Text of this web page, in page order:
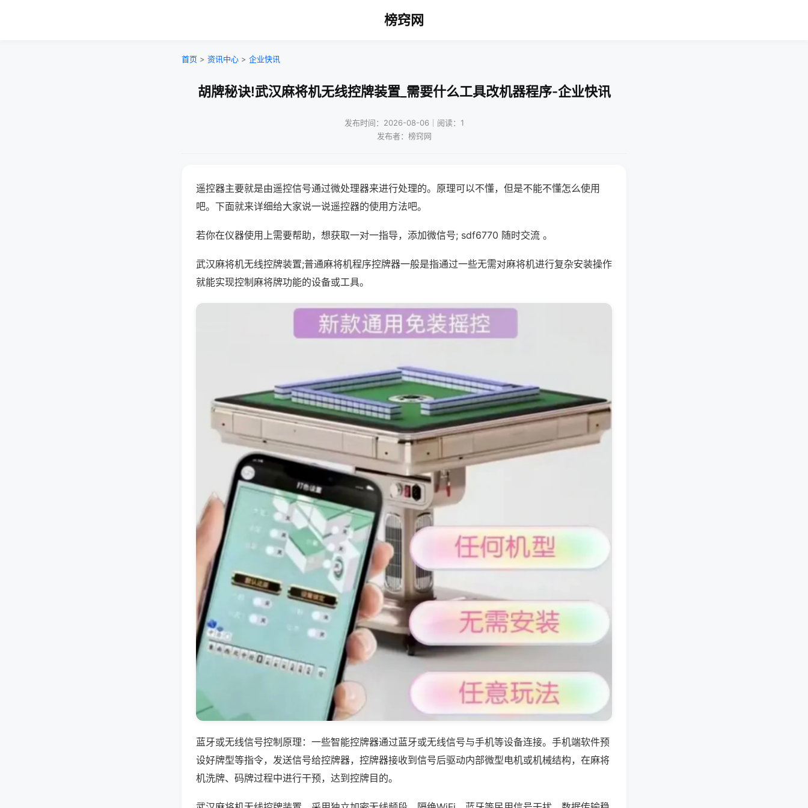
榜窍网
首页 > 资讯中心 > 企业快讯
胡牌秘诀!武汉麻将机无线控牌装置_需要什么工具改机器程序-企业快讯
发布时间：2026-08-06｜阅读：1
发布者：榜窍网
遥控器主要就是由遥控信号通过微处理器来进行处理的。原理可以不懂，但是不能不懂怎么使用
吧。下面就来详细给大家说一说遥控器的使用方法吧。
若你在仪器使用上需要帮助，想获取一对一指导，添加微信号; sdf6770 随时交流 。
武汉麻将机无线控牌装置;普通麻将机程序控牌器一般是指通过一些无需对麻将机进行复杂安装操作
就能实现控制麻将牌功能的设备或工具。
蓝牙或无线信号控制原理：一些智能控牌器通过蓝牙或无线信号与手机等设备连接。手机端软件预
设好牌型等指令，发送信号给控牌器，控牌器接收到信号后驱动内部微型电机或机械结构，在麻将
机洗牌、码牌过程中进行干预，达到控牌目的。